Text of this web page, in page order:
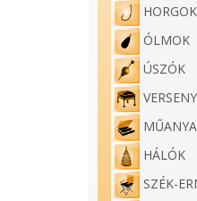
HORGOK
ÓLMOK
ÚSZÓK
HÁLÓK
SZÉK-